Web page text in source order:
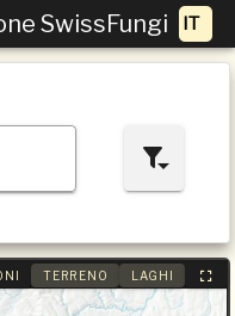
SwissFungi
TERRENO LAGHI